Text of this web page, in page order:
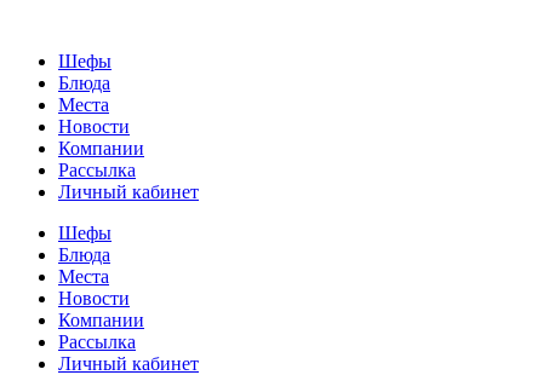
Шефы
Блюда
Места
Новости
Компании
Рассылка
Личный кабинет
Шефы
Блюда
Места
Новости
Компании
Рассылка
Личный кабинет